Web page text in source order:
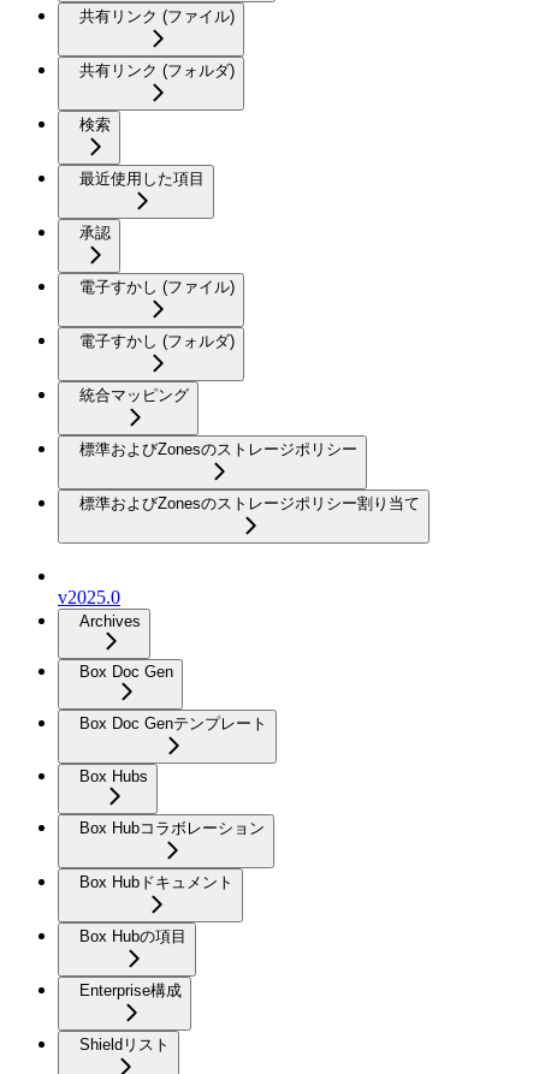
共有リンク (ファイル)
共有リンク (フォルダ)
検索
最近使用した項目
承認
電子すかし (ファイル)
電子すかし (フォルダ)
統合マッピング
標準およびZonesのストレージポリシー
標準およびZonesのストレージポリシー割り当て
v2025.0
Archives
Box Doc Gen
Box Doc Genテンプレート
Box Hubs
Box Hubコラボレーション
Box Hubドキュメント
Box Hubの項目
Enterprise構成
Shieldリスト